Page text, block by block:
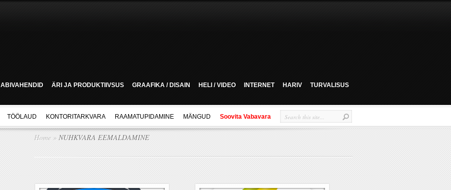
ABIVAHENDID ÄRI JA PRODUKTIIVSUS GRAAFIKA / DISAIN HELI / VIDEO INTERNET HARIV TURVALISUS
TÖÖLAUD KONTORITARKVARA RAAMATUPIDAMINE MÄNGUD Soovita Vabavara
Home » NUHKVARA EEMALDAMINE